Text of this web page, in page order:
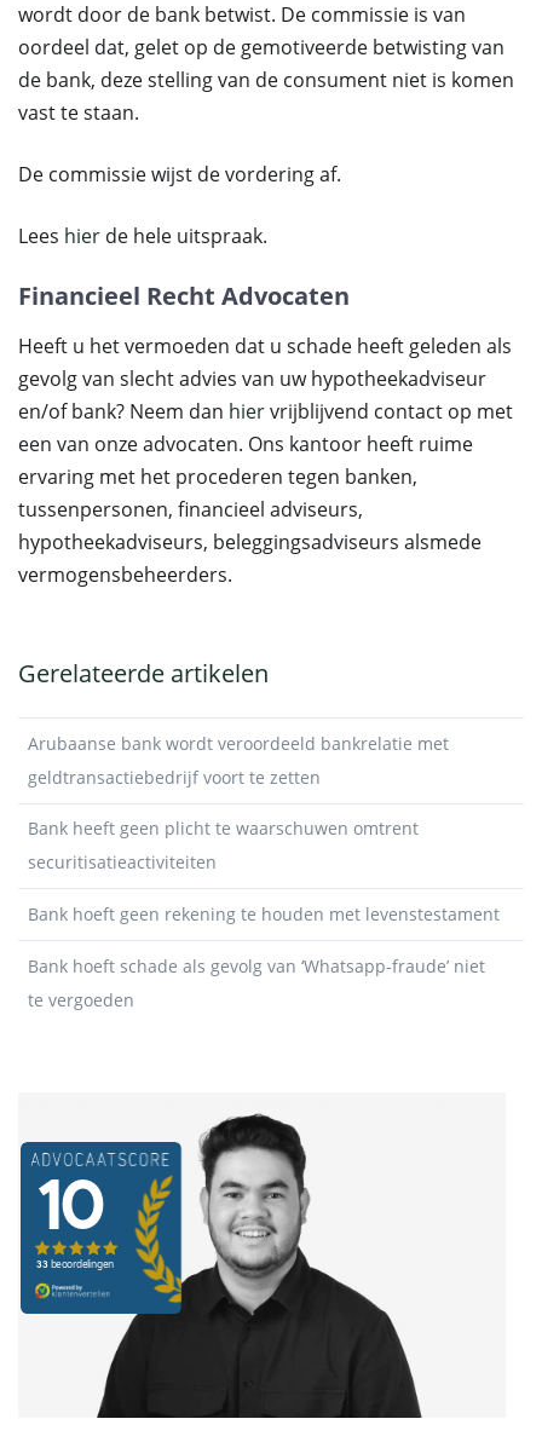
wordt door de bank betwist. De commissie is van
oordeel dat, gelet op de gemotiveerde betwisting van
de bank, deze stelling van de consument niet is komen
vast te staan.
De commissie wijst de vordering af.
Lees hier de hele uitspraak.
Financieel Recht Advocaten
Heeft u het vermoeden dat u schade heeft geleden als
gevolg van slecht advies van uw hypotheekadviseur
en/of bank? Neem dan hiervrijblijvend contact op met
een van onze advocaten. Ons kantoor heeft ruime
ervaring met het procederen tegen banken,
tussenpersonen, financieel adviseurs,
hypotheekadviseurs, beleggingsadviseurs alsmede
vermogensbeheerders.
Gerelateerde artikelen
Arubaanse bank wordt veroordeeld bankrelatie met
geldtransactiebedrijf voort te zetten
Bank heeft geen plicht te waarschuwen omtrent
securitisatieactiviteiten
Bank hoeft geen rekening te houden met levenstestament
Bank hoeft schade als gevolg van ‘Whatsapp-fraude’ niet
te vergoeden